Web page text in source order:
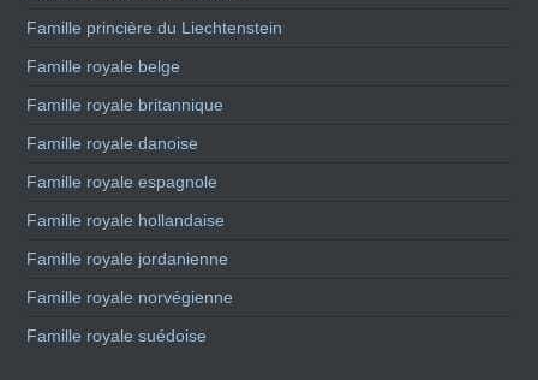
Famille princière du Liechtenstein
Famille royale belge
Famille royale britannique
Famille royale danoise
Famille royale espagnole
Famille royale hollandaise
Famille royale jordanienne
Famille royale norvégienne
Famille royale suédoise